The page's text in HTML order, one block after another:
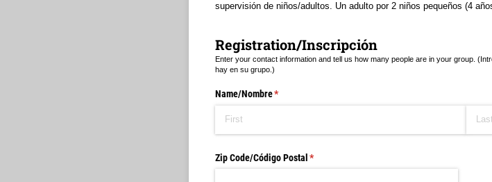
supervisión de niños/adultos. Un adulto por 2 niños pequeños (4
Registration/Inscripción
Enter your contact information and tell us how many people are in your group.
hay en su grupo.)
Name/​Nombre*
(required)
Zip Code/​Código Postal *
(required)